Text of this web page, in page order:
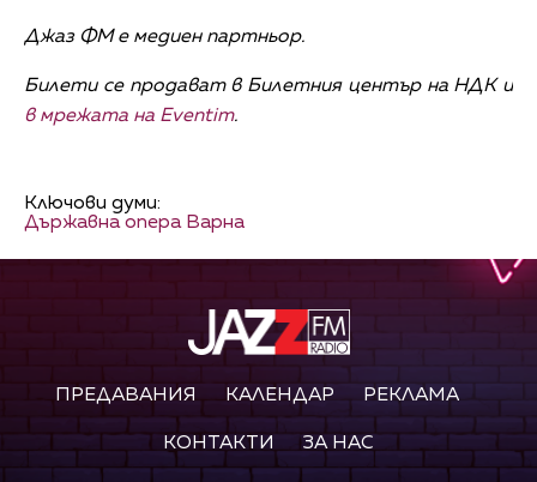
Джаз ФМ е медиен партньор.
Билети се продават в Билетния център на НДК и
в мрежата на Eventim.
Ключови думи:
Държавна опера Варна
ПРЕДАВАНИЯ КАЛЕНДАР РЕКЛАМА
КОНТАКТИ ЗА НАС